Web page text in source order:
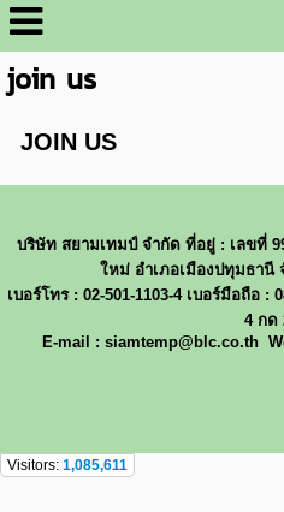
join us
JOIN US
บริษัท สยามเทมป์ จำกัด ที่อยู่ : เลขที่
ใหม่ อำเภอเมืองปทุมธานี
เบอร์โทร : 02-501-1103-4 เบอร์มือถือ :
4 กด
E-mail : siamtemp@blc.co.th
Visitors: 1,085,611